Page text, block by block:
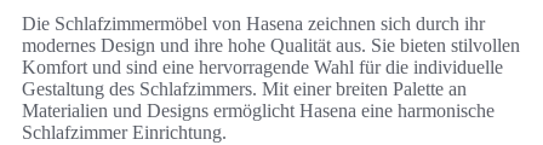
Die Schlafzimmermöbel von Hasena zeichnen sich durch ihr
modernes Design und ihre hohe Qualität aus. Sie bieten stilvollen
Komfort und sind eine hervorragende Wahl für die individuelle
Gestaltung des Schlafzimmers. Mit einer breiten Palette an
Materialien und Designs ermöglicht Hasena eine harmonische
Schlafzimmer Einrichtung.